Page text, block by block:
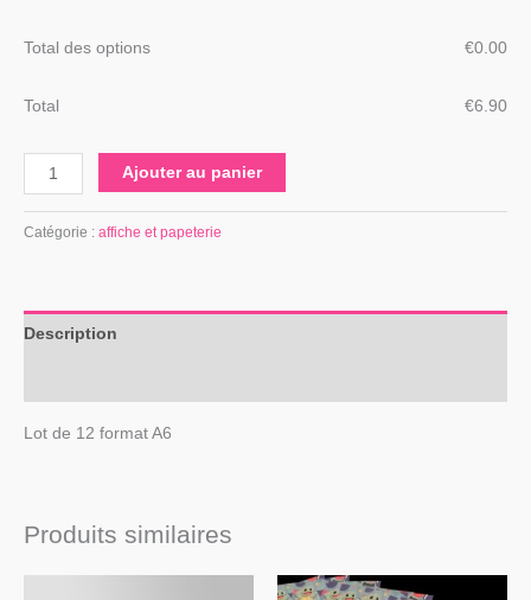
Total des options €‎0.00
Total €‎6.90
Ajouter au panier
Catégorie : affiche et papeterie
Description
Lot de 12 format A6
Produits similaires